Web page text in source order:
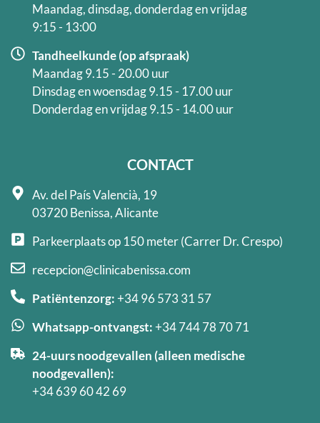
Maandag, dinsdag, donderdag en vrijdag
9:15 - 13:00
Tandheelkunde (op afspraak)
Maandag 9.15 - 20.00 uur
Dinsdag en woensdag 9.15 - 17.00 uur
Donderdag en vrijdag 9.15 - 14.00 uur
CONTACT
Av. del País Valencià, 19
03720 Benissa, Alicante
Parkeerplaats op 150 meter (Carrer Dr. Crespo)
recepcion@clinicabenissa.com
Patiëntenzorg:+34 96 573 31 57
Whatsapp-ontvangst:+34 744 78 70 71
24-uurs noodgevallen (alleen medische
noodgevallen):
+34 639 60 42 69